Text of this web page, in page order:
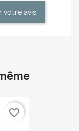
votre avis
favorite_border